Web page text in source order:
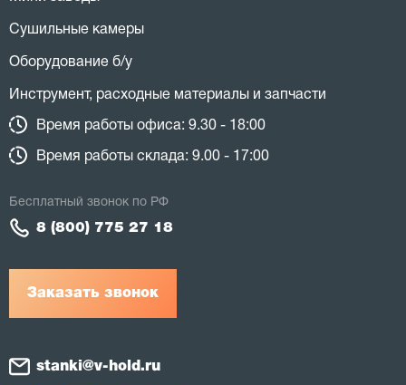
Сушильные камеры
Оборудование б/у
Инструмент, расходные материалы и запчасти
Время работы офиса: 9.30 - 18:00
Время работы склада: 9.00 - 17:00
Заказать звонок
Бесплатный звонок по РФ
8 (800) 775 27 18
stanki@v-hold.ru